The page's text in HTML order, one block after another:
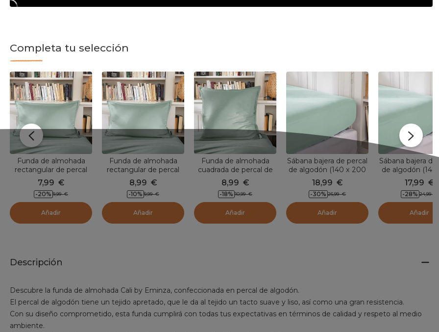
Completa tu selección
Funda de almohada
rectangular de percal
de algodón (50 x 70
cm) Cali Verde eucalipto
7,99 €
-20% 9,99 €
Añadir
Funda de almohada
rectangular de percal
de algodón (50 x 80
cm) Cali Verde eucalipto
8,99 €
-10% 9,99 €
Añadir
Funda de almohada
cuadrada de percal de
algodón (80 x 80 cm)
Cali Verde eucalipto
8,99 €
-18% 10,99 €
Añadir
Sábana bajera de percal
de algodón (140 x 200
cm) Cali Verde eucalipto
18,99 €
-30% 26,99 €
Añadir
Sábana bajera
de algodón (140
cm) Cali Verde
17,99 €
-28% 24,99
Añadir
Descripción
Descubre la funda de almohada Cali by Eminza, confeccionada en percal de algodón.
El percal de algodón tiene un tejido apretado, que le da al tejido un tacto suave y liso, así como una gran resistencia.
Con su diseño comprometido, esta funda cumplirá con todas tus expectativas en términos de calidad y respeto al medio
ambiente.